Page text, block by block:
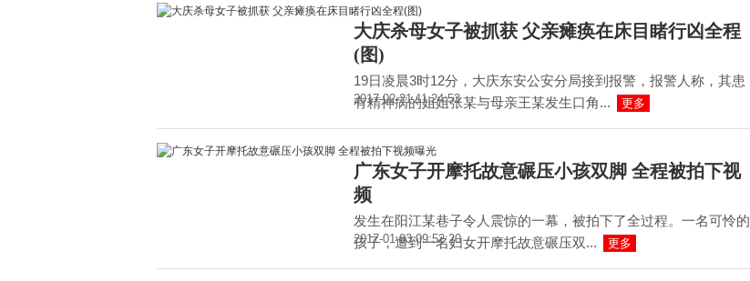
大庆杀母女子被抓获 父亲瘫痪在床目睹行凶全程
(图)
19日凌晨3时12分，大庆东安公安分局接到报警，报警人称，其患
有精神病的姐姐张某与母亲王某发生口角...
更多
2017-02-21 11:24:53
广东女子开摩托故意碾压小孩双脚 全程被拍下视
频
发生在阳江某巷子令人震惊的一幕，被拍下了全过程。一名可怜的
孩子，遭到一名妇女开摩托故意碾压双...
更多
2017-01-03 09:52:20